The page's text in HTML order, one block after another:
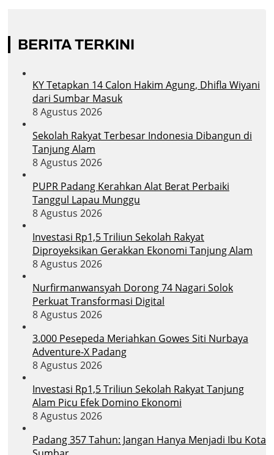
BERITA TERKINI
KY Tetapkan 14 Calon Hakim Agung, Dhifla Wiyani
dari Sumbar Masuk
8 Agustus 2026
Sekolah Rakyat Terbesar Indonesia Dibangun di
Tanjung Alam
8 Agustus 2026
PUPR Padang Kerahkan Alat Berat Perbaiki
Tanggul Lapau Munggu
8 Agustus 2026
Investasi Rp1,5 Triliun Sekolah Rakyat
Diproyeksikan Gerakkan Ekonomi Tanjung Alam
8 Agustus 2026
Nurfirmanwansyah Dorong 74 Nagari Solok
Perkuat Transformasi Digital
8 Agustus 2026
3.000 Pesepeda Meriahkan Gowes Siti Nurbaya
Adventure-X Padang
8 Agustus 2026
Investasi Rp1,5 Triliun Sekolah Rakyat Tanjung
Alam Picu Efek Domino Ekonomi
8 Agustus 2026
Padang 357 Tahun: Jangan Hanya Menjadi Ibu Kota